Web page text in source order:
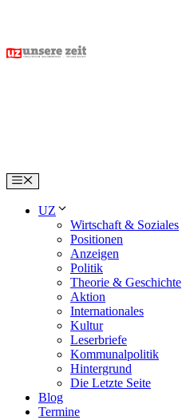
content
Menu
UZ
Wirtschaft & Soziales
Positionen
Anzeigen
Politik
Theorie & Geschichte
Aktion
Internationales
Kultur
Leserbriefe
Kommunalpolitik
Hintergrund
Die Letzte Seite
Blog
Termine